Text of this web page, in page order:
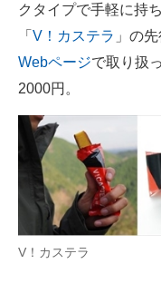
ITの今と未来を見通す
スマホと通信の最新ト
好きが集まる 比べて
ビジネスと働き方のヒ
AI活用のいまが分かる
企業ITのトレンドを詳説
クタイプで手軽に持
「 V！カステラ 」の
Webページで取り扱
2000円。
V！カステラ